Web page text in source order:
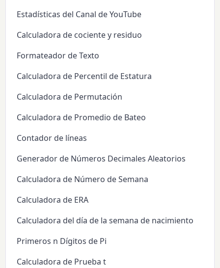
Estadísticas del Canal de YouTube
Calculadora de cociente y residuo
Formateador de Texto
Calculadora de Percentil de Estatura
Calculadora de Permutación
Calculadora de Promedio de Bateo
Contador de líneas
Generador de Números Decimales Aleatorios
Calculadora de Número de Semana
Calculadora de ERA
Calculadora del día de la semana de nacimiento
Primeros n Dígitos de Pi
Calculadora de Prueba t